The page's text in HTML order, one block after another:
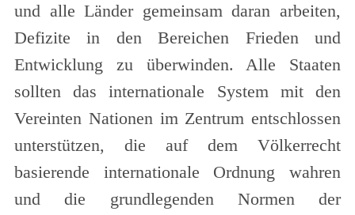
und alle Länder gemeinsam daran arbeiten,
Defizite in den Bereichen Frieden und
Entwicklung zu überwinden. Alle Staaten
sollten das internationale System mit den
Vereinten Nationen im Zentrum entschlossen
unterstützen, die auf dem Völkerrecht
basierende internationale Ordnung wahren
und die grundlegenden Normen der